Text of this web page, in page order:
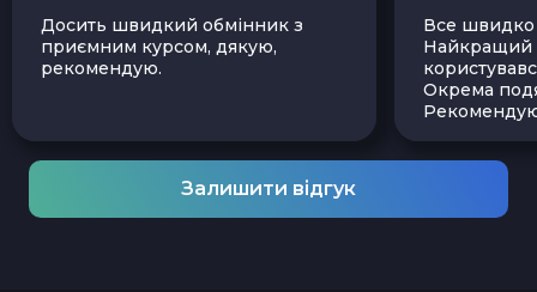
Досить швидкий обмінник з
приємним курсом, дякую,
рекомендую.
Все швидко
Найкращий
Окрема
Залишити відгук